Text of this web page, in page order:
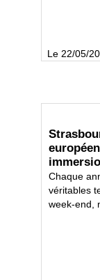
Le 22/05/
Chaque
véritables
week-end,